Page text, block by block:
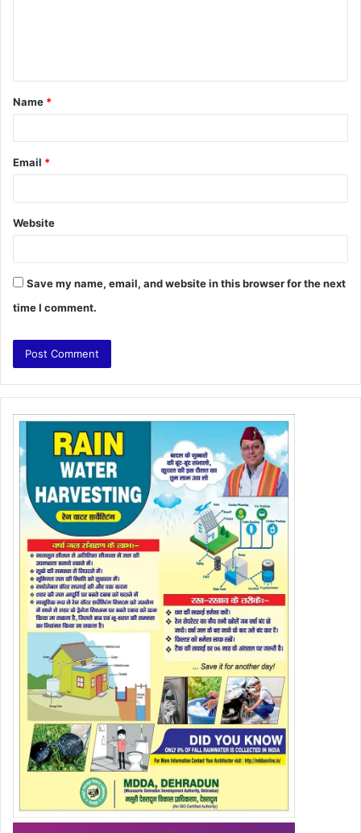
t
*
Name *
Email *
Website
Save my name, email, and website in this browser for the next
time I comment.